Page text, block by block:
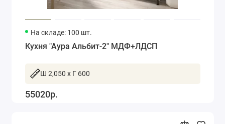
На складе: 100 шт.
Кухня "Аура Альбит-2" МДФ+ЛДСП
Ш 2,050 x Г 600
55020р.